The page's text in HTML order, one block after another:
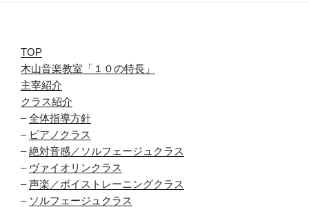
TOP
木山音楽教室「１０の特長」
主宰紹介
クラス紹介
–全体指導方針
– ピアノクラス
–絶対音感／ソルフェージュクラス
– ヴァイオリンクラス
–声楽／ボイストレーニングクラス
– ソルフェージュクラス